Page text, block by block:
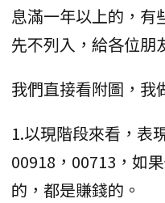
息滿一年以上的，有
先不列入，給各位朋
我們直接看附圖，我
1.以現階段來看，表
00918，00713，如
的，都是賺錢的。